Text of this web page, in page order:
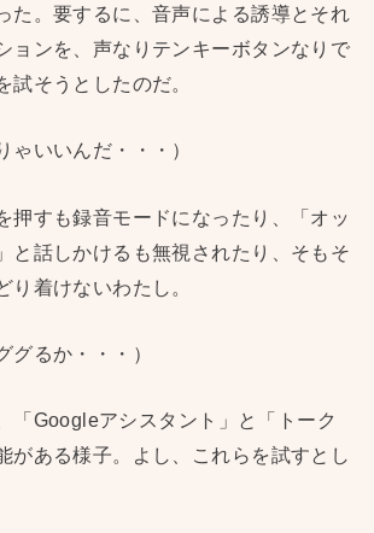
た。要するに、音声による誘導とそれ
ョンを、声なりテンキーボタンなりで
試そうとしたのだ。
ゃいいんだ・・・）
押すも録音モードになったり、「オッ
と話しかけるも無視されたり、そもそ
り着けないわたし。
グるか・・・）
「Googleアシスタント」と「トーク
がある様子。よし、これらを試すとし